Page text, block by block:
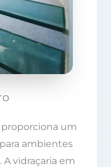
um
ambientes
A vidraçaria em